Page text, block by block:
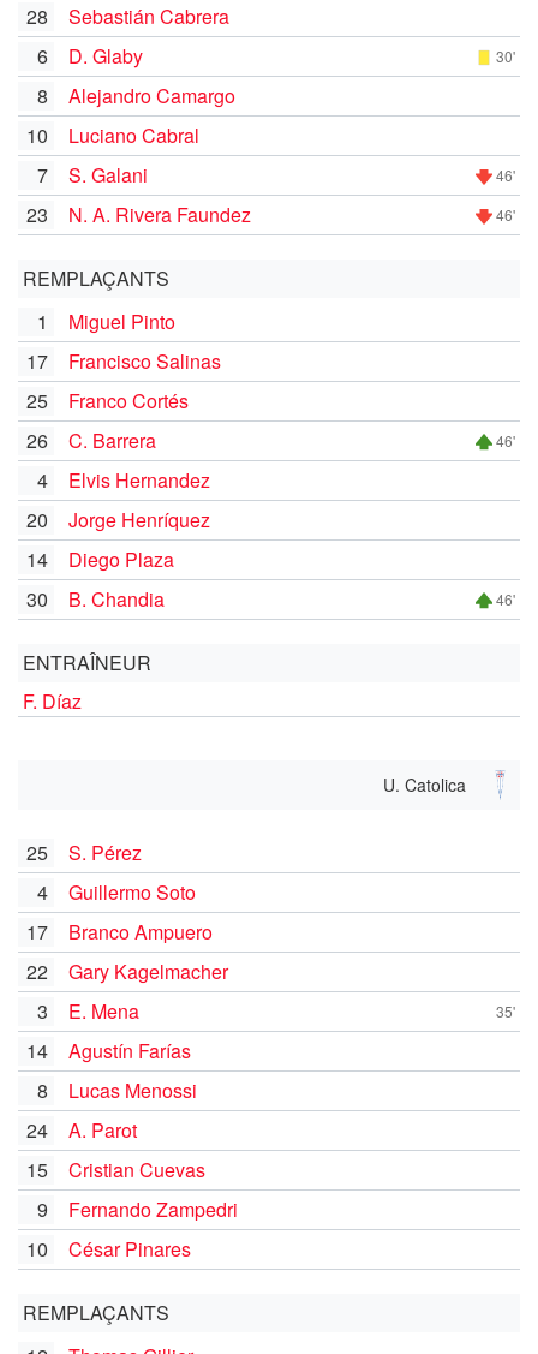
28
Sebastián Cabrera
6
D. Glaby 30'
8
Alejandro Camargo
10
Luciano Cabral
7
S. Galani 46'
23 N. A. Rivera Faundez 46'
REMPLAÇANTS
1
Miguel Pinto
17
Francisco Salinas
25
Franco Cortés
26
C. Barrera 46'
4
Elvis Hernandez
20
Jorge Henríquez
14
Diego Plaza
30
B. Chandia 46'
ENTRAÎNEUR
F. Díaz
U. Catolica
25
S. Pérez
4
Guillermo Soto
17
Branco Ampuero
22
Gary Kagelmacher
3
E. Mena 35'
14
Agustín Farías
8
Lucas Menossi
24
A. Parot
15
Cristian Cuevas
9
Fernando Zampedri
10
César Pinares
REMPLAÇANTS